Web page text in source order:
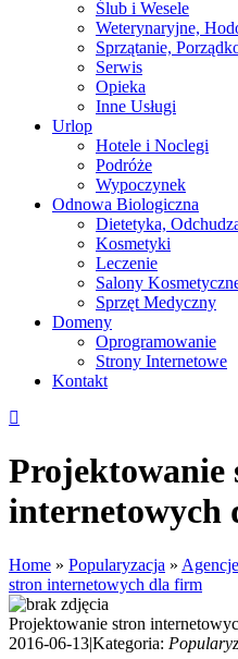
Ślub i Wesele
Weterynaryjne,
Sprzątanie,
Serwis
Opieka
Inne Usługi
Urlop
Hotele i Noclegi
Podróże
Wypoczynek
Odnowa Biologiczna
Dietetyka,
Kosmetyki
Leczenie
Salony
Sprzęt Medyczny
Domeny
Oprogramowanie
Strony Internetowe
Kontakt
Projektowanie
internetowych
Home » Popularyzacja »
stron internetowych dla firm
Projektowanie stron
2016-06-13|Kategoria: